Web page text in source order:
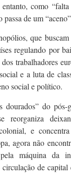
como
de um
que
regulando por
trabalhadores
e a luta de
social e político.
dourados” do
reorganiza
e concentra
agora não
máquina da
de